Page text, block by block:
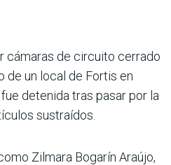
cámaras de circuito cerrado
de un local de Fortis en
dete­nida tras pasar por la
sustraídos.
Zilmara Bogarín Araújo,